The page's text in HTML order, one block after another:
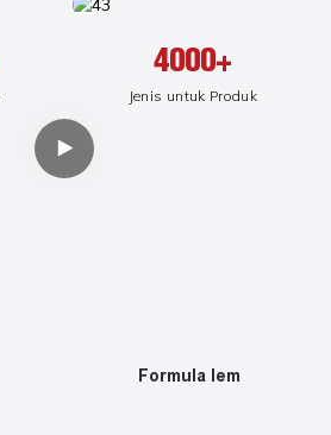
4000+
Jenis untuk Produk
Formula lem